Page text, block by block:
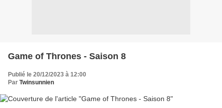
Game of Thrones - Saison 8
Publié le 20/12/2023 à 12:00
Par Twinsunnien